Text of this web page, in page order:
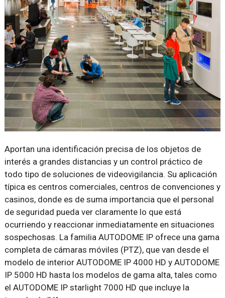
Aportan una identificación precisa de los objetos de
interés a grandes distancias y un control práctico de
todo tipo de soluciones de videovigilancia. Su aplicación
típica es centros comerciales, centros de convenciones y
casinos, donde es de suma importancia que el personal
de seguridad pueda ver claramente lo que está
ocurriendo y reaccionar inmediatamente en situaciones
sospechosas. La familia AUTODOME IP ofrece una gama
completa de cámaras móviles (PTZ), que van desde el
modelo de interior AUTODOME IP 4000 HD y AUTODOME
IP 5000 HD hasta los modelos de gama alta, tales como
el AUTODOME IP starlight 7000 HD que incluye la